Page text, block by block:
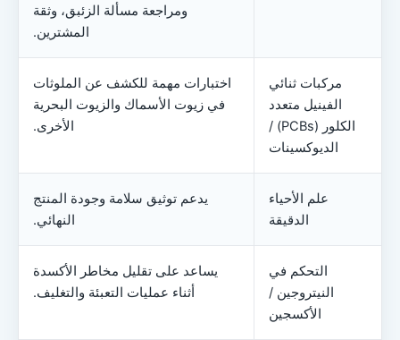
ومراجعة مسألة الزئبق، وثقة
المشترين.
مركبات ثنائي
الفينيل متعدد
الكلور (PCBs) /
الديوكسينات
اختبارات مهمة للكشف عن الملوثات
في زيوت الأسماك والزيوت البحرية
الأخرى.
علم الأحياء
الدقيقة
يدعم توثيق سلامة وجودة المنتج
النهائي.
التحكم في
النيتروجين /
الأكسجين
يساعد على تقليل مخاطر الأكسدة
أثناء عمليات التعبئة والتغليف.